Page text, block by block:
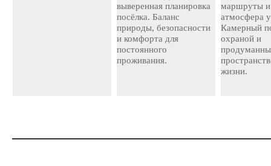
выверенная планировка
посёлка. Баланс
природы, безопасности
и комфорта для
постоянного
проживания.
маршруты и
атмосфера
Камерный
охраной и
жизни.